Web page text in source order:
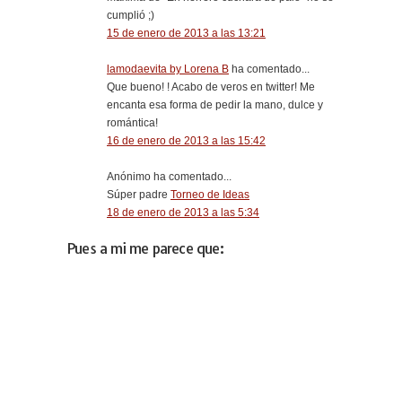
cumplió ;)
15 de enero de 2013 a las 13:21
lamodaevita by Lorena B ha comentado...
Que bueno! ! Acabo de veros en twitter! Me
encanta esa forma de pedir la mano, dulce y
romántica!
16 de enero de 2013 a las 15:42
Anónimo ha comentado...
Súper padre Torneo de Ideas
18 de enero de 2013 a las 5:34
Pues a mi me parece que: